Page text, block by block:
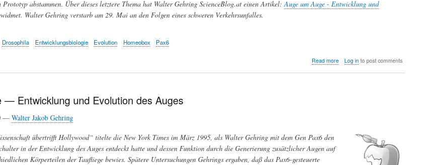
Prototyp abstammen. Über dieses letztere Thema hat Walter Gehring ScienceBlog.at einen Artikel: Auge um Auge - Entwicklung und
Walter Gehring verstarb am 29. Mai an den Folgen eines schweren Verkehrsunfalles.
Drosophila Entwicklungsbiologie Evolution Homeobox Pax6
Read moreabout
Log into post comments
— Entwicklung und Evolution des Auges
— Walter Jakob Gehring
übertrifft Hollywood“ titelte die New York Times im März 1995, als Walter Gehring mit dem Gen Pax6 den
in der Entwicklung des Auges entdeckt hatte und dessen Funktion durch die Generierung zusätzlicher Augen auf
Körperteilen der Taufliege bewies. Spätere Untersuchungen Gehrings ergaben, daß das Pax6-gesteuerte